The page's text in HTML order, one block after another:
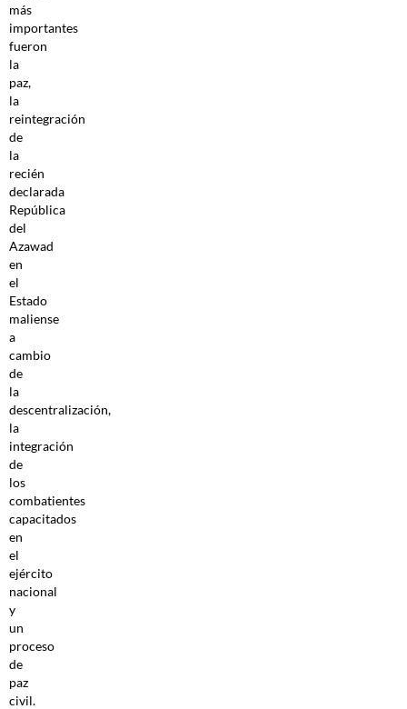
más
importantes
fueron
la
paz,
la
reintegración
de
la
recién
declarada
República
del
Azawad
en
el
Estado
maliense
a
cambio
de
la
descentralización,
la
integración
de
los
combatientes
capacitados
en
el
ejército
nacional
y
un
proceso
de
paz
civil.